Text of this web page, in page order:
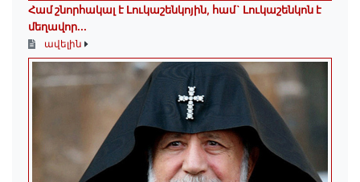
Համ շնորհակալ է Լուկաշենկոյին, համ` Լուկաշենկոն է
մեղավոր․․․
ավելին